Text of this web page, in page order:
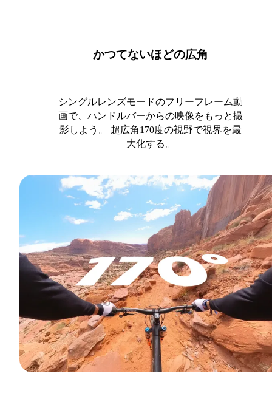
かつてないほどの広角
シングルレンズモードのフリーフレーム動
画で、ハンドルバーからの映像をもっと撮
影しよう。 超広角170度の視野で視界を最
大化する。